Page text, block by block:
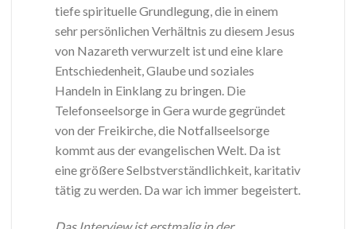
tiefe spirituelle Grundlegung, die in einem
sehr persönlichen Verhältnis zu diesem Jesus
von Nazareth verwurzelt ist und eine klare
Entschiedenheit, Glaube und soziales
Handeln in Einklang zu bringen. Die
Telefonseelsorge in Gera wurde gegründet
von der Freikirche, die Notfallseelsorge
kommt aus der evangelischen Welt. Da ist
eine größere Selbstverständlichkeit, karitativ
tätig zu werden. Da war ich immer begeistert.